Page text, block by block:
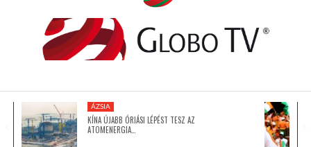
AFRIKA
ÁZSIA
ÁZSIA
KÍNA ÚJABB ÓRIÁSI LÉPÉST TESZ AZ
ATOMENERGIA…